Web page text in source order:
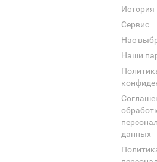
История
Сервис
Нас
Наши
данных